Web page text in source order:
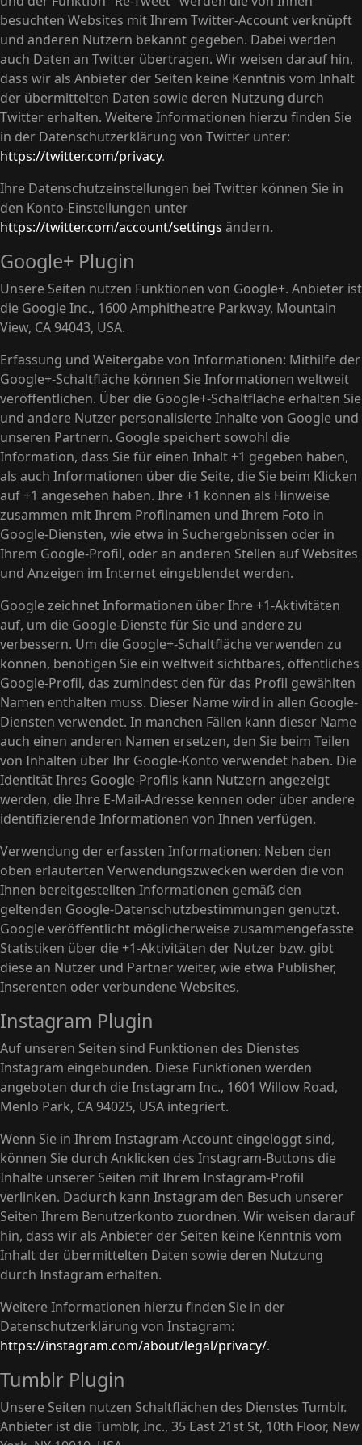
besuchten Websites mit Ihrem Twitter-Account verknüpft
und anderen Nutzern bekannt gegeben. Dabei werden
auch Daten an Twitter übertragen. Wir weisen darauf hin,
dass wir als Anbieter der Seiten keine Kenntnis vom Inhalt
der übermittelten Daten sowie deren Nutzung durch
Twitter erhalten. Weitere Informationen hierzu finden Sie
in der Datenschutzerklärung von Twitter unter:
https://twitter.com/privacy.
Ihre Datenschutzeinstellungen bei Twitter können Sie in
den Konto-Einstellungen unter
https://twitter.com/account/settings ändern.
Google+ Plugin
Unsere Seiten nutzen Funktionen von Google+. Anbieter ist
die Google Inc., 1600 Amphitheatre Parkway, Mountain
View, CA 94043, USA.
Erfassung und Weitergabe von Informationen: Mithilfe der
Google+-Schaltfläche können Sie Informationen weltweit
veröffentlichen. Über die Google+-Schaltfläche erhalten Sie
und andere Nutzer personalisierte Inhalte von Google und
unseren Partnern. Google speichert sowohl die
Information, dass Sie für einen Inhalt +1 gegeben haben,
als auch Informationen über die Seite, die Sie beim Klicken
auf +1 angesehen haben. Ihre +1 können als Hinweise
zusammen mit Ihrem Profilnamen und Ihrem Foto in
Google-Diensten, wie etwa in Suchergebnissen oder in
Ihrem Google-Profil, oder an anderen Stellen auf Websites
und Anzeigen im Internet eingeblendet werden.
Google zeichnet Informationen über Ihre +1-Aktivitäten
auf, um die Google-Dienste für Sie und andere zu
verbessern. Um die Google+-Schaltfläche verwenden zu
können, benötigen Sie ein weltweit sichtbares, öffentliches
Google-Profil, das zumindest den für das Profil gewählten
Namen enthalten muss. Dieser Name wird in allen Google-
Diensten verwendet. In manchen Fällen kann dieser Name
auch einen anderen Namen ersetzen, den Sie beim Teilen
von Inhalten über Ihr Google-Konto verwendet haben. Die
Identität Ihres Google-Profils kann Nutzern angezeigt
werden, die Ihre E-Mail-Adresse kennen oder über andere
identifizierende Informationen von Ihnen verfügen.
Verwendung der erfassten Informationen: Neben den
oben erläuterten Verwendungszwecken werden die von
Ihnen bereitgestellten Informationen gemäß den
geltenden Google-Datenschutzbestimmungen genutzt.
Google veröffentlicht möglicherweise zusammengefasste
Statistiken über die +1-Aktivitäten der Nutzer bzw. gibt
diese an Nutzer und Partner weiter, wie etwa Publisher,
Inserenten oder verbundene Websites.
Instagram Plugin
Auf unseren Seiten sind Funktionen des Dienstes
Instagram eingebunden. Diese Funktionen werden
angeboten durch die Instagram Inc., 1601 Willow Road,
Menlo Park, CA 94025, USA integriert.
Wenn Sie in Ihrem Instagram-Account eingeloggt sind,
können Sie durch Anklicken des Instagram-Buttons die
Inhalte unserer Seiten mit Ihrem Instagram-Profil
verlinken. Dadurch kann Instagram den Besuch unserer
Seiten Ihrem Benutzerkonto zuordnen. Wir weisen darauf
hin, dass wir als Anbieter der Seiten keine Kenntnis vom
Inhalt der übermittelten Daten sowie deren Nutzung
durch Instagram erhalten.
Weitere Informationen hierzu finden Sie in der
Datenschutzerklärung von Instagram:
https://instagram.com/about/legal/privacy/.
Tumblr Plugin
Unsere Seiten nutzen Schaltflächen des Dienstes Tumblr.
Anbieter ist die Tumblr, Inc., 35 East 21st St, 10th Floor, New